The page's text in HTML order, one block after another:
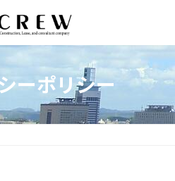
ーポリシー